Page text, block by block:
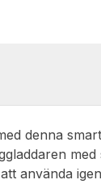
denna
använda